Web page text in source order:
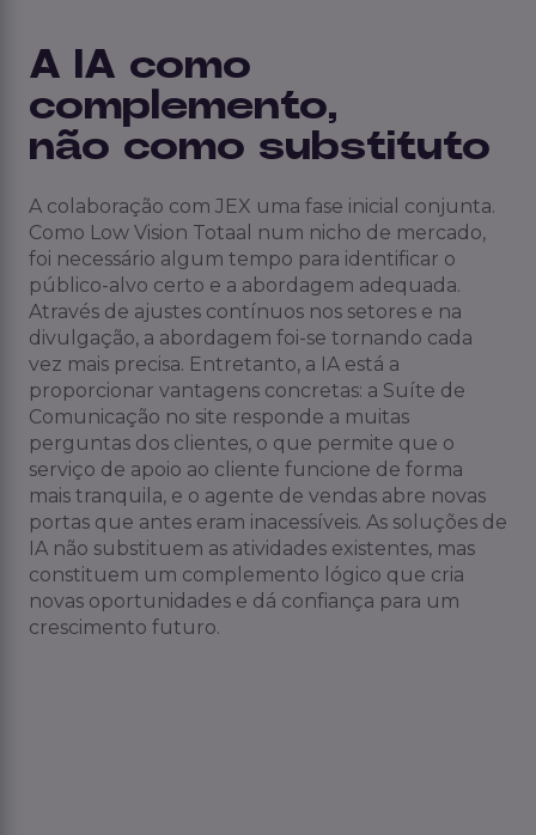
A IA como
complemento,
não como substituto
A colaboração com JEX uma fase inicial conjunta.
Como Low Vision Totaal num nicho de mercado,
foi necessário algum tempo para identificar o
público-alvo certo e a abordagem adequada.
Através de ajustes contínuos nos setores e na
divulgação, a abordagem foi-se tornando cada
vez mais precisa. Entretanto, a IA está a
proporcionar vantagens concretas: a Suíte de
Comunicação no site responde a muitas
perguntas dos clientes, o que permite que o
serviço de apoio ao cliente funcione de forma
mais tranquila, e o agente de vendas abre novas
portas que antes eram inacessíveis. As soluções de
IA não substituem as atividades existentes, mas
constituem um complemento lógico que cria
novas oportunidades e dá confiança para um
crescimento futuro.